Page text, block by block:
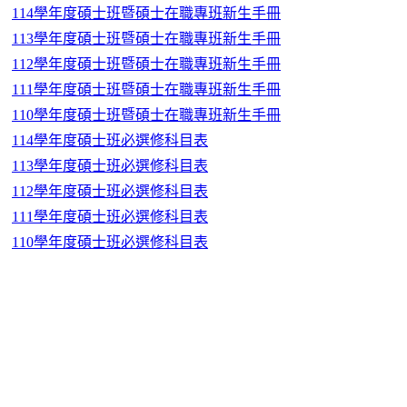
114學年度碩士班暨碩士在職專班新生手冊
113學年度碩士班暨碩士在職專班新生手冊
112學年度碩士班暨碩士在職專班新生手冊
111學年度碩士班暨碩士在職專班新生手冊
110學年度碩士班暨碩士在職專班新生手冊
114學年度碩士班必選修科目表
113學年度碩士班必選修科目表
112學年度碩士班必選修科目表
111學年度碩士班必選修科目表
110學年度碩士班必選修科目表